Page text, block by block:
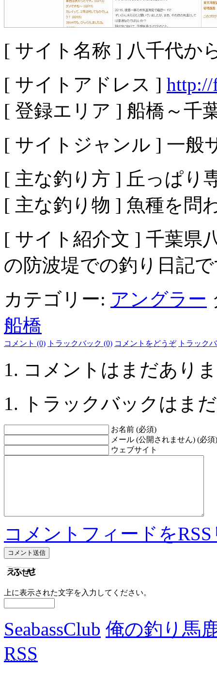
[ サイト名称 ] 八千代か
[ サイトアドレス ] http://
[ 登録エリア ] 船橋～千
[ サイトジャンル ] 一般
[ 主な釣り方 ] 丘っぱり
[ 主な釣り物 ] 魚種を問
[ サイト紹介文 ] 千葉県
の防波堤での釣り日記
カテゴリー: アングラー
船橋
コメント (0) トラックバック (0) コメントをどうぞ トラック
コメントはまだあり
トラックバックはま
お名前 (必須)
メール (公開されません) (必須)
ウェブサイト
コメントフィードを
上に表示された文字を入力してください。
SeabassClub 俺の釣り馬
RSS